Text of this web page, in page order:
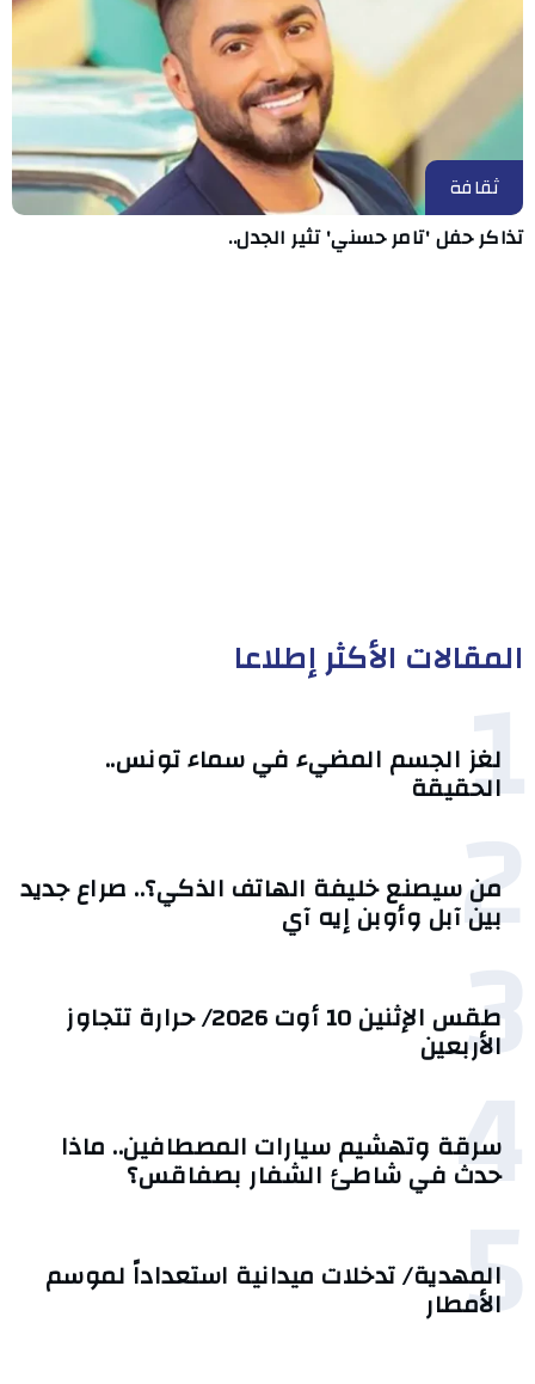
ثقافة
تذاكر حفل 'تامر حسني' تثير الجدل..
المقالات الأكثر إطلاعا
1
لغز الجسم المضيء في سماء تونس..
الحقيقة
2
من سيصنع خليفة الهاتف الذكي؟.. صراع جديد
بين آبل وأوبن إيه آي
3 طقس الإثنين 10 أوت 2026/ حرارة تتجاوز
الأربعين
4
سرقة وتهشيم سيارات المصطافين.. ماذا
حدث في شاطئ الشفار بصفاقس؟
5
المهدية/ تدخلات ميدانية استعداداً لموسم
الأمطار